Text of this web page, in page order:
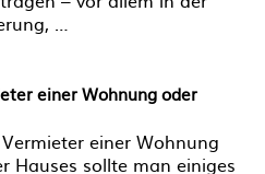
…
einer Wohnung oder
einer Wohnung
Hauses sollte man einiges